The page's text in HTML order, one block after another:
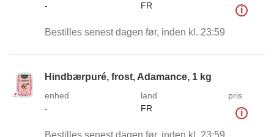
-
FR
i
Bestilles senest dagen før, inden kl. 23:59
Hindbærpuré, frost, Adamance, 1 kg
enhed
-
land
FR
pris
i
Bestilles senest dagen før, inden kl. 23:59